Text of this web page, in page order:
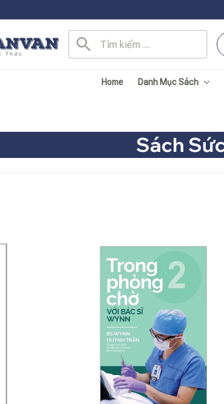
Home Danh Mục Sách
Sách